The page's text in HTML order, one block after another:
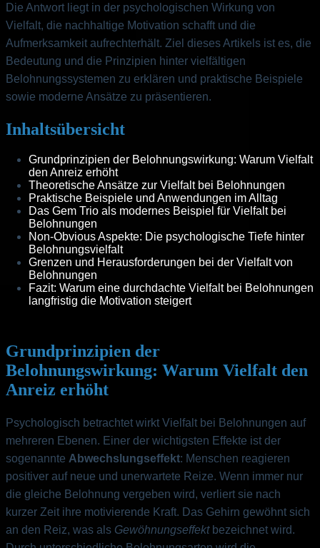
Die Antwort liegt in der psychologischen Wirkung von
Vielfalt, die nachhaltige Motivation schafft und die
Aufmerksamkeit aufrechterhält. Ziel dieses Artikels ist es, die
Bedeutung und die Prinzipien hinter vielfältigen
Belohnungssystemen zu erklären und praktische Beispiele
sowie moderne Ansätze zu präsentieren.
Inhaltsübersicht
Grundprinzipien der Belohnungswirkung: Warum Vielfalt
den Anreiz erhöht
Theoretische Ansätze zur Vielfalt bei Belohnungen
Praktische Beispiele und Anwendungen im Alltag
Das Gem Trio als modernes Beispiel für Vielfalt bei
Belohnungen
Non-Obvious Aspekte: Die psychologische Tiefe hinter
Belohnungsvielfalt
Grenzen und Herausforderungen bei der Vielfalt von
Belohnungen
Fazit: Warum eine durchdachte Vielfalt bei Belohnungen
langfristig die Motivation steigert
Grundprinzipien der
Belohnungswirkung: Warum Vielfalt den
Anreiz erhöht
Psychologisch betrachtet wirkt Vielfalt bei Belohnungen auf
mehreren Ebenen. Einer der wichtigsten Effekte ist der
sogenannte Abwechslungseffekt: Menschen reagieren
positiver auf neue und unerwartete Reize. Wenn immer nur
die gleiche Belohnung vergeben wird, verliert sie nach
kurzer Zeit ihre motivierende Kraft. Das Gehirn gewöhnt sich
an den Reiz, was als Gewöhnungseffektbezeichnet wird.